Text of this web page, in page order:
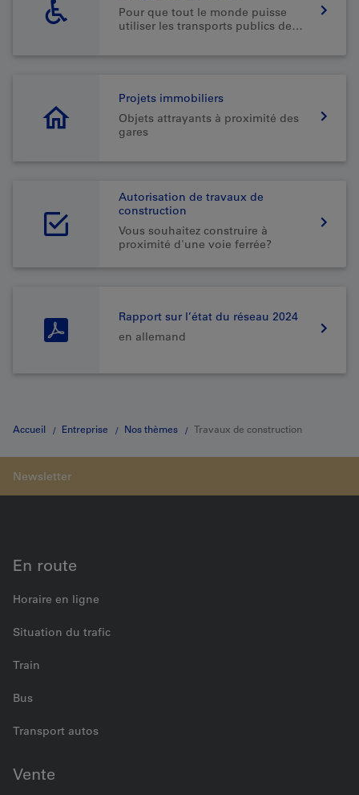
Pour que tout le monde puisse
utiliser les transports publics de
Projets immobiliers
Objets attrayants à proximité des
gares
Autorisation de travaux de
construction
Vous souhaitez construire à
proximité d'une voie ferrée?
Rapport sur l’état du réseau 2024
en allemand
Accueil Entreprise Nos thèmes Travaux de construction
En route
Horaire en ligne
Situation du trafic
Train
Bus
Transport autos
Vente